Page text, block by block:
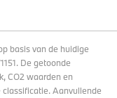
basis van de huidige
De getoonde
CO2 waarden en
classificatie. Aanvullende